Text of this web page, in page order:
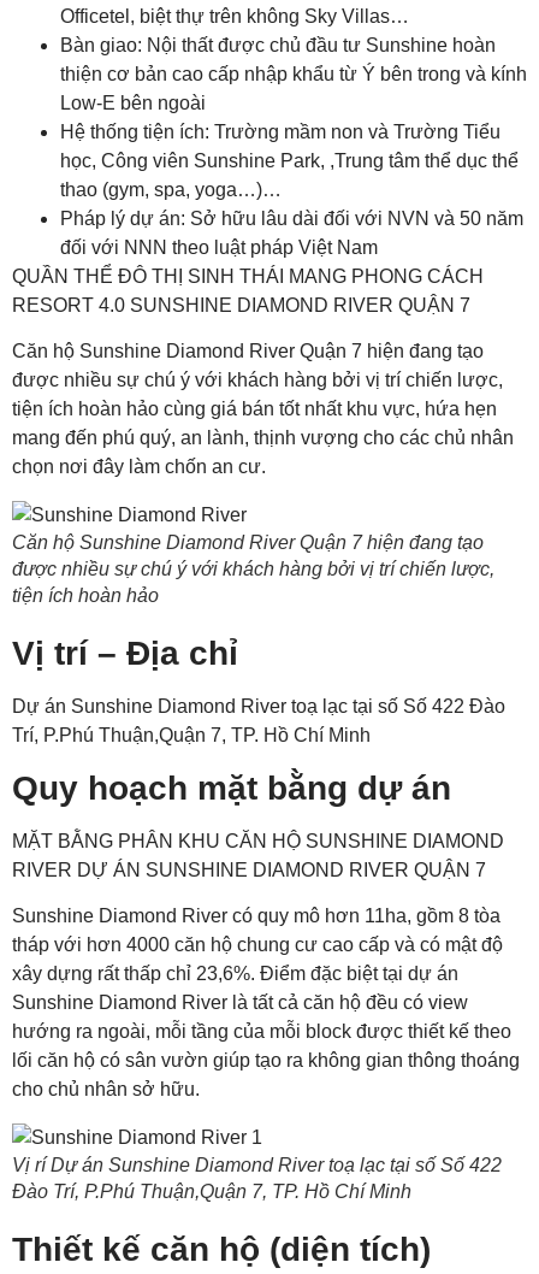
Officetel, biệt thự trên không Sky Villas…
Bàn giao: Nội thất được chủ đầu tư Sunshine hoàn
thiện cơ bản cao cấp nhập khẩu từ Ý bên trong và kính
Low-E bên ngoài
Hệ thống tiện ích: Trường mầm non và Trường Tiểu
học, Công viên Sunshine Park, ,Trung tâm thể dục thể
thao (gym, spa, yoga…)…
Pháp lý dự án: Sở hữu lâu dài đối với NVN và 50 năm
đối với NNN theo luật pháp Việt Nam
QUẦN THỂ ĐÔ THỊ SINH THÁI MANG PHONG CÁCH
RESORT 4.0 SUNSHINE DIAMOND RIVER QUẬN 7
Căn hộ Sunshine Diamond River Quận 7 hiện đang tạo
được nhiều sự chú ý với khách hàng bởi vị trí chiến lược,
tiện ích hoàn hảo cùng giá bán tốt nhất khu vực, hứa hẹn
mang đến phú quý, an lành, thịnh vượng cho các chủ nhân
chọn nơi đây làm chốn an cư.
Căn hộ Sunshine Diamond River Quận 7 hiện đang tạo
được nhiều sự chú ý với khách hàng bởi vị trí chiến lược,
tiện ích hoàn hảo
Vị trí – Địa chỉ
Dự án Sunshine Diamond River toạ lạc tại số Số 422 Đào
Trí, P.Phú Thuận,Quận 7, TP. Hồ Chí Minh
Quy hoạch mặt bằng dự án
MẶT BẰNG PHÂN KHU CĂN HỘ SUNSHINE DIAMOND
RIVER DỰ ÁN SUNSHINE DIAMOND RIVER QUẬN 7
Sunshine Diamond River có quy mô hơn 11ha, gồm 8 tòa
tháp với hơn 4000 căn hộ chung cư cao cấp và có mật độ
xây dựng rất thấp chỉ 23,6%. Điểm đặc biệt tại dự án
Sunshine Diamond River là tất cả căn hộ đều có view
hướng ra ngoài, mỗi tầng của mỗi block được thiết kế theo
lối căn hộ có sân vườn giúp tạo ra không gian thông thoáng
cho chủ nhân sở hữu.
Vị rí Dự án Sunshine Diamond River toạ lạc tại số Số 422
Đào Trí, P.Phú Thuận,Quận 7, TP. Hồ Chí Minh
Thiết kế căn hộ (diện tích)